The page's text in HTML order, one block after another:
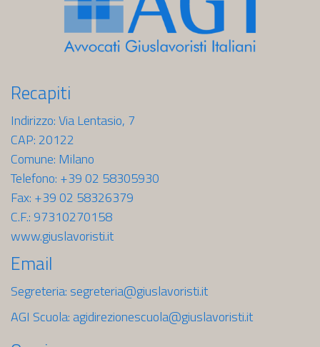
Recapiti
Indirizzo: Via Lentasio, 7
CAP: 20122
Comune: Milano
Telefono: +39 02 58305930
Fax: +39 02 58326379
C.F.: 97310270158
www.giuslavoristi.it
Email
Segreteria: segreteria@giuslavoristi.it
AGI Scuola: agidirezionescuola@giuslavoristi.it